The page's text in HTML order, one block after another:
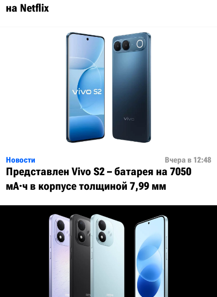
на Netflix
Новости Вчера в 12:48
Представлен Vivo S2 – батарея на 7050
мА·ч в корпусе толщиной 7,99 мм